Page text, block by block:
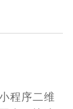
程序二维